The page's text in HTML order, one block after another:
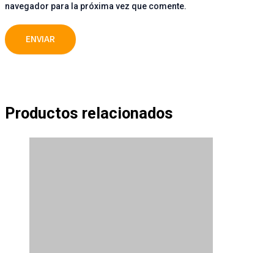
navegador para la próxima vez que comente.
Productos relacionados